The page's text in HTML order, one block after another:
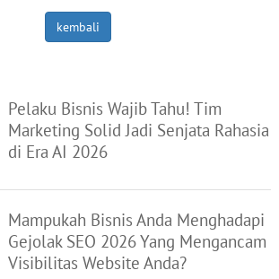
kembali
Pelaku Bisnis Wajib Tahu! Tim
Marketing Solid Jadi Senjata Rahasia
di Era AI 2026
Mampukah Bisnis Anda Menghadapi
Gejolak SEO 2026 Yang Mengancam
Visibilitas Website Anda?